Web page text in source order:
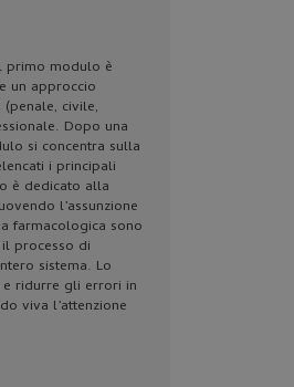
primo modulo è
un approccio
civile,
Dopo una
si concentra sulla
i principali
è dedicato alla
l’assunzione
farmacologica sono
processo di
sistema. Lo
ridurre gli errori in
viva l’attenzione